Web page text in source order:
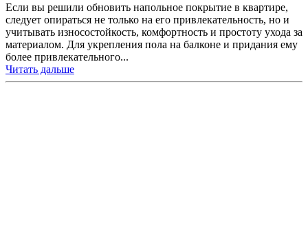
Если вы решили обновить напольное покрытие в квартире,
следует опираться не только на его привлекательность, но и
учитывать износостойкость, комфортность и простоту ухода за
материалом. Для укрепления пола на балконе и придания ему
более привлекательного...
Читать дальше